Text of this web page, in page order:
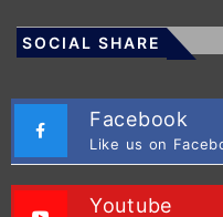
SOCIAL SHARE
Facebook
Like us on
Youtube